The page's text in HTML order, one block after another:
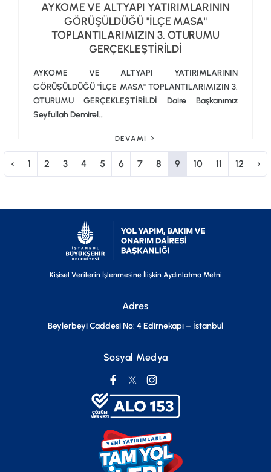
AYKOME VE ALTYAPI YATIRIMLARININ
GÖRÜŞÜLDÜĞÜ "İLÇE MASA"
TOPLANTILARIMIZIN 3. OTURUMU
GERÇEKLEŞTİRİLDİ
AYKOME VE ALTYAPI YATIRIMLARININ
GÖRÜŞÜLDÜĞÜ "İLÇE MASA" TOPLANTILARIMIZIN 3.
OTURUMU GERÇEKLEŞTİRİLDİ Daire Başkanımız
Seyfullah Demirel...
DEVAMI
‹ 1 2 3 4 5 6 7 8 9 10 11 12 ›
Kişisel Verilerin İşlenmesine İlişkin Aydınlatma Metni
Adres
Beylerbeyi Caddesi No: 4 Edirnekapı – İstanbul
Sosyal Medya